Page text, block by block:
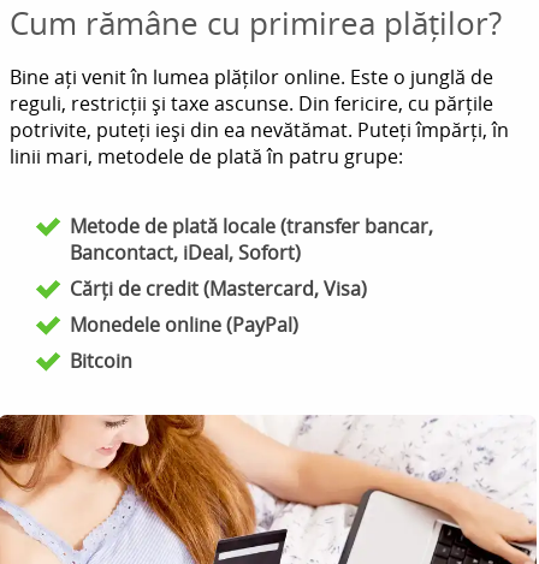
Cum rămâne cu primirea plăților?
Bine ați venit în lumea plăților online. Este o junglă de
reguli, restricții și taxe ascunse. Din fericire, cu părțile
potrivite, puteți ieși din ea nevătămat. Puteți împărți, în
linii mari, metodele de plată în patru grupe:
Metode de plată locale (transfer bancar,
Bancontact, iDeal, Sofort)
Cărți de credit (Mastercard, Visa)
Monedele online (PayPal)
Bitcoin